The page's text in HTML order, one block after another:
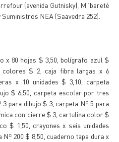
(avenida Gutnisky), M´bareté
NEA (Saavedra 252).
x 80 hojas $ 3,50, bolígrafo azul $
$ 2, caja fibra largas x 6
x 10 unidades $ 3,10, carpeta
$ 6,50, carpeta escolar por tres
para dibujo $ 3, carpeta Nº 5 para
con cierre $ 3, cartulina color $
$ 1,50, crayones x seis unidades
200 $ 8,50, cuaderno tapa dura x